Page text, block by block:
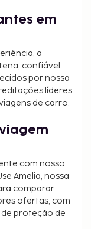
servido
dos
pessoa, por
a crianças
nos
país, o seu
com
saber mais,
dados
em
a
confiável
por nossa
líderes
de carro.
com nosso
Amelia, nossa
comparar
ofertas, com
de proteção de